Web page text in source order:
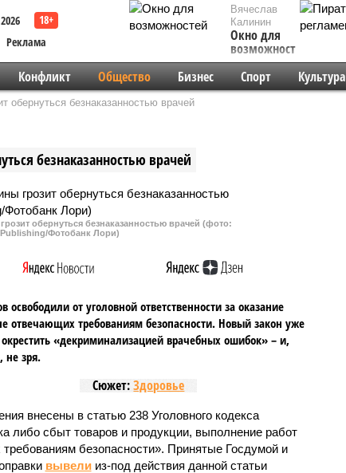
Реклама
Вячеслав
Калинин
Окно для
возможностей
Конфликт Общество Бизнес Спорт Культура
обернуться безнаказанностью врачей
безнаказанностью врачей
обернуться безнаказанностью врачей (фото:
Фотобанк Лори)
освободили от уголовной ответственности за оказание
отвечающих требованиям безопасности. Новый закон уже
«декриминализацией врачебных ошибок» – и,
не зря.
Сюжет:Здоровье
внесены в статью 238 Уголовного кодекса
либо сбыт товаров и продукции, выполнение работ
безопасности». Принятые Госдумой и
вывелииз-под действия данной статьи